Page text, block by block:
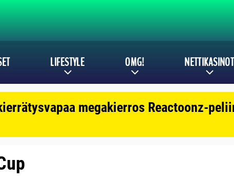
LIFESTYLE OMG! NETTIKASINOT
megakierros Reactoonz-